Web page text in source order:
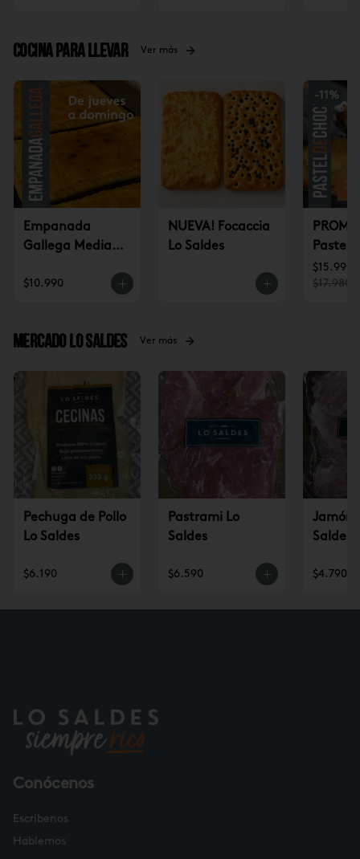
Cocina para llevar Ver más
Empanada
Gallega Mediana
domingo)
$10.990
NUEVA! Focaccia
Lo Saldes
-11 %
Pastel
(2u)
$15.990
$17.980
Mercado Lo Saldes Ver más
Pechuga de Pollo
Lo Saldes
$6.190
Pastrami Lo
Saldes
$6.590
Jamón
Saldes
$4.790
Conócenos
Escríbenos
Hablemos